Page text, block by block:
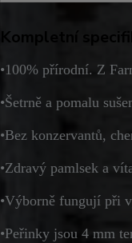
Kompletní
•100% přírodní. Z
•Šetrně a pomalu
•Bez konzervantů,
•Zdravý pamlsek a
•Výborně fungují při
•Peřinky jsou 4 mm